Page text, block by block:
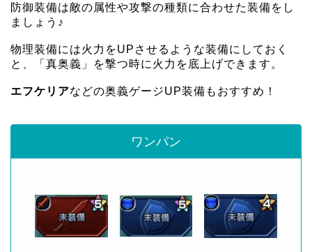
防御装備は敵の属性や攻撃の種類に合わせた装備をし
ましょう♪
物理装備には火力をUPさせるような装備にしておく
と、「真奥義」を撃つ時に火力を底上げできます。
エフケリアなどの奥義ゲージUP装備もおすすめ！
ワンパン